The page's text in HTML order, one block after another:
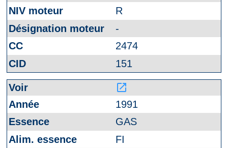
R
-
2474
151
launch
1991
GAS
FI